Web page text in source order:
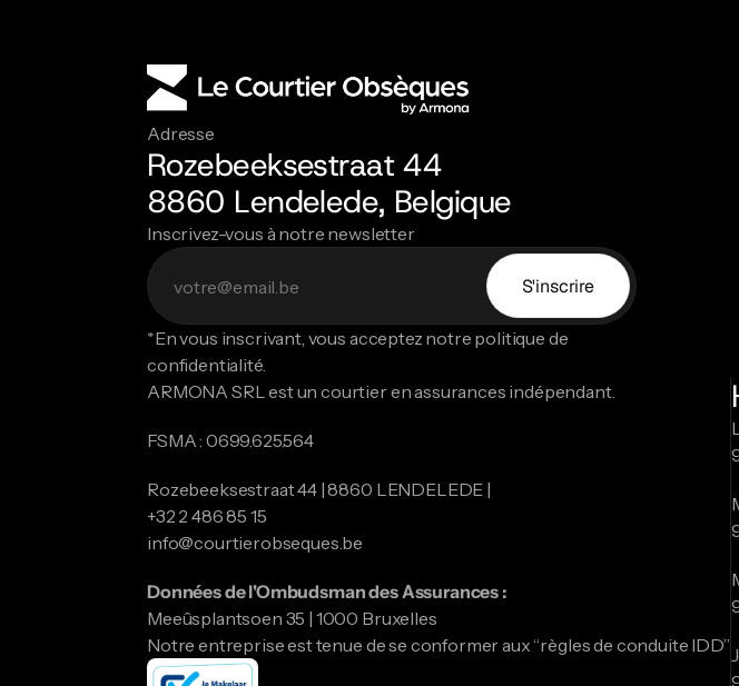
Adresse
Rozebeeksestraat 44
8860 Lendelede, Belgique
Inscrivez-vous à notre newsletter
S'inscrire
*En vous inscrivant, vous acceptez notre politique de
confidentialité.
ARMONA SRL est un courtier en assurances indépendant.
FSMA : 0699.625.564
Rozebeeksestraat 44 | 8860 LENDELEDE |
​​​​​​​+32 2 486 85 15
info@courtierobseques.be
Données de l'Ombudsman des Assurances :
Meeûsplantsoen 35 | 1000 Bruxelles
Notre entreprise est tenue de se conformer aux “règles de conduite IDD”